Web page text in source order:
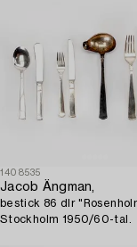
1408535
Jacob Ängman,
bestick 86 dlr
Stockholm 1950/60-tal.